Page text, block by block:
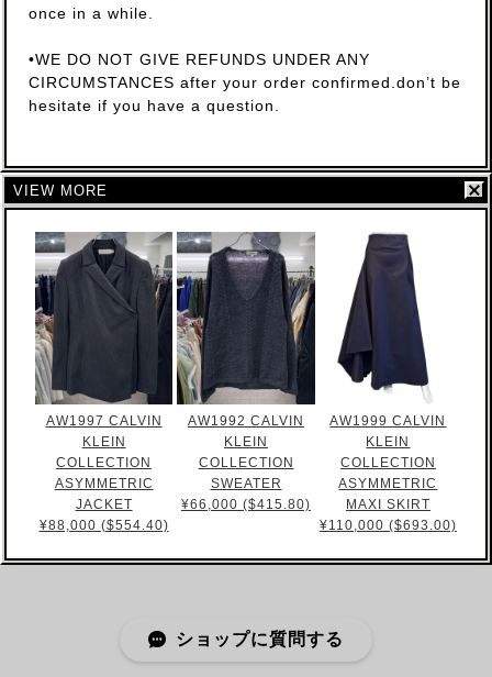
once in a while.
•WE DO NOT GIVE REFUNDS UNDER ANY
CIRCUMSTANCES after your order confirmed.don’t be
hesitate if you have a question.
VIEW MORE
AW1997 CALVIN
KLEIN
COLLECTION
ASYMMETRIC
JACKET
¥88,000 ($554.40)
AW1992 CALVIN
KLEIN
COLLECTION
SWEATER
¥66,000 ($415.80)
AW1999 CALVIN
KLEIN
COLLECTION
ASYMMETRIC
MAXI SKIRT
¥110,000 ($693.00)
ショップに質問する